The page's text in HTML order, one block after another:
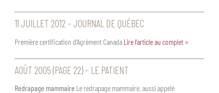
11 JUILLET 2012 – JOURNAL DE QUÉBEC
Première certification d’Agrément Canada Lire l’article au complet »
AOÛT 2005 (PAGE 22) – LE PATIENT
Redrapage mammaire Le redrapage mammaire, aussi appelé